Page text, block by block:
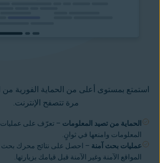
استمتع بمستوى أعلى من الحماية الفورية من
مرة تتصفح الإنترنت.
الحماية من تصيد المعلومات – تعرّف على
المعلومات وامنعها في ثوانٍ.
عمليات بحث آمنة – احصل على نتائج محرك بحث
المواقع الآمنة وغير الآمنة قبل قيامك بزيارتها.